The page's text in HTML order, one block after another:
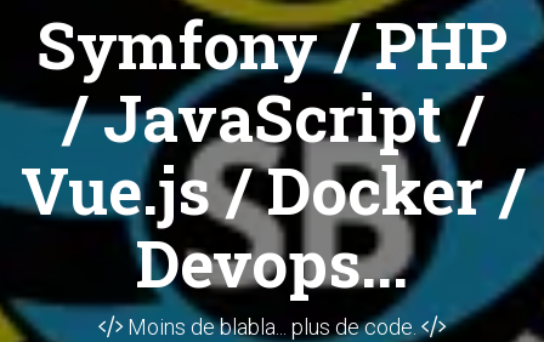
Symfony / PHP
/ JavaScript /
Vue.js / Docker /
Devops...
Moins de blabla... plus de code.